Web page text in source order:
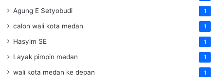
Agung E Setyobudi 1
calon wali kota medan 1
Hasyim SE 1
Layak pimpin medan 1
wali kota medan ke depan 1